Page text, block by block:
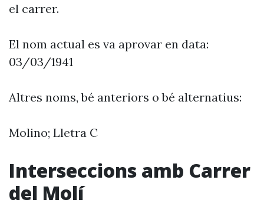
el carrer.
El nom actual es va aprovar en data:
03/03/1941
Altres noms, bé anteriors o bé alternatius:
Molino; Lletra C
Interseccions amb Carrer
del Molí